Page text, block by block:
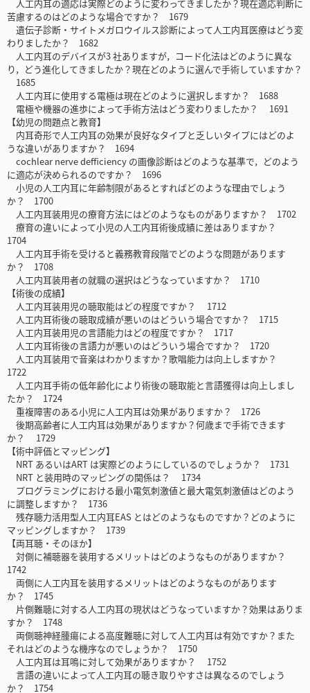
人工内耳の適応は実際どのように変わってきましたか？現在適応判断に
苦慮するのはどのような場合ですか？ 1679
遺伝子診断・サイトメガロウイルス診断によって人工内耳医療はどう変
わりましたか？ 1682
人工内耳のデバイスが3 社ありますが，コード化法はどのように異な
り，どう進化してきましたか？現在どのように選んで手術していますか？
1685
人工内耳に使用する電極は現在どのように選択しますか？ 1688
電極や機器の進歩によって手術方法はどう変わりましたか？ 1691
【幼児の問題点と教育】
内耳奇形で人工内耳の効果が良好なタイプと乏しいタイプにはどのよ
うな違いがありますか？ 1694
cochlear nerve defficiency の画像診断はどのような基準で，どのよう
に適応が決められるのですか？ 1696
小児の人工内耳に年齢制限があるとすればどのような理由でしょう
か？ 1700
人工内耳装用児の療育方法にはどのようなものがありますか？ 1702
療育の違いによって小児の人工内耳術後成績に差はありますか？
1704
人工内耳手術を受けると義務教育段階でどのような問題があります
か？ 1708
人工内耳装用者の就職の選択はどうなっていますか？ 1710
【術後の成績】
人工内耳装用児の聴取能はどの程度ですか？ 1712
人工内耳術後の聴取成績が悪いのはどういう場合ですか？ 1715
人工内耳装用児の言語能力はどの程度ですか？ 1717
人工内耳術後の言語力が悪いのはどういう場合ですか？ 1720
人工内耳装用で音楽はわかりますか？歌唱能力は向上しますか？
1722
人工内耳手術の低年齢化により術後の聴取能と言語獲得は向上しまし
たか？ 1724
重複障害のある小児に人工内耳は効果がありますか？ 1726
後期高齢者に人工内耳は効果がありますか？何歳まで手術できます
か？ 1729
【術中評価とマッピング】
NRT あるいはART は実際どのようにしているのでしょうか？ 1731
NRT と装用時のマッピングの関係は？ 1734
プログラミングにおける最小電気刺激値と最大電気刺激値はどのよう
に調整しますか？ 1736
残存聴力活用型人工内耳EAS とはどのようなものですか？どのように
マッピングしますか？ 1739
【両耳聴・そのほか】
対側に補聴器を装用するメリットはどのようなものがありますか？
1742
両側に人工内耳を装用するメリットはどのようなものがあります
か？ 1745
片側難聴に対する人工内耳の現状はどうなっていますか？効果はありま
すか？ 1748
両側聴神経腫瘍による高度難聴に対して人工内耳は有効ですか？また
それはどのような機序なのでしょうか？ 1750
人工内耳は耳鳴に対して効果がありますか？ 1752
言語の違いによって人工内耳の聴き取りやすさは異なるのでしょう
か？ 1754